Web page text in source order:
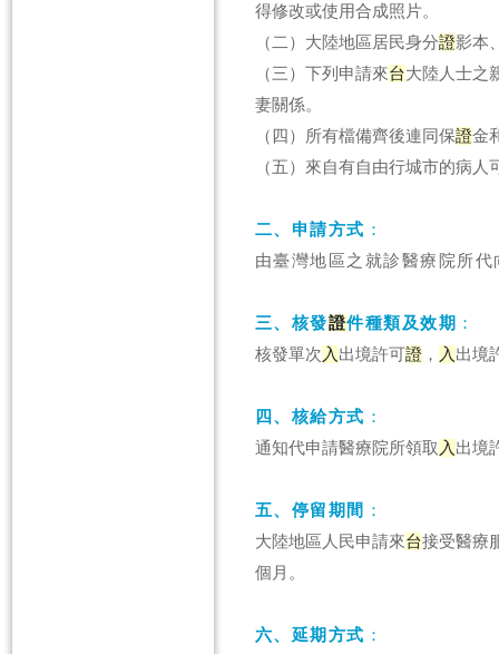
得修改或使用合成照片。
（二）大陸地區居民身分證影本
（三）下列申請來台大陸人士之
妻關係。
（四）所有檔備齊後連同保證金
（五）來自有自由行城市的病人
二、申請方式 ：
由臺灣地區之就診醫療院所代
三、核發證件種類及效期 ：
核發單次 入 出境許可證 ， 入 出境
四、核給方式 ：
通知代申請醫療院所領取 入 出境
五、停留期間
：
大陸地區人民申請來台接受醫療
個月。
六、延期方式 ：